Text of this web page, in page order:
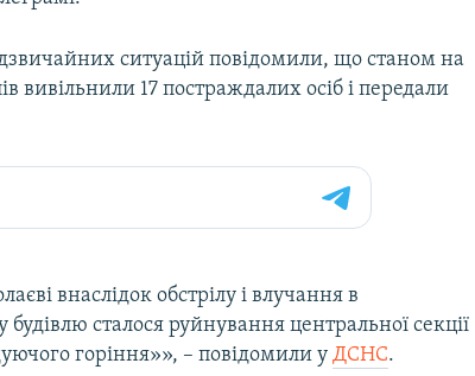
ситуацій повідомили, що станом на
вивільнили 17 постраждалих осіб і передали
внаслідок обстрілу і влучання в
будівлю сталося руйнування центральної секції
горіння»», – повідомили уДСНС.